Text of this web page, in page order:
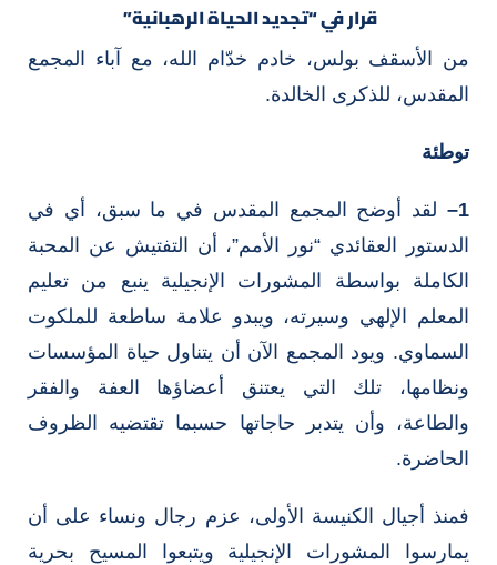
قرار في “تجديد الحياة الرهبانية”
من الأسقف بولس، خادم خدّام الله، مع آباء المجمع
المقدس، للذكرى الخالدة.
توطئة
1
– لقد أوضح المجمع المقدس في ما سبق، أي في
الدستور العقائدي “نور الأمم”، أن التفتيش عن المحبة
الكاملة بواسطة المشورات الإنجيلية ينبع من تعليم
المعلم الإلهي وسيرته، ويبدو علامة ساطعة للملكوت
السماوي. ويود المجمع الآن أن يتناول حياة المؤسسات
ونظامها، تلك التي يعتنق أعضاؤها العفة والفقر
والطاعة، وأن يتدبر حاجاتها حسبما تقتضيه الظروف
الحاضرة.
فمنذ أجيال الكنيسة الأولى، عزم رجال ونساء على أن
يمارسوا المشورات الإنجيلية ويتبعوا المسيح بحرية